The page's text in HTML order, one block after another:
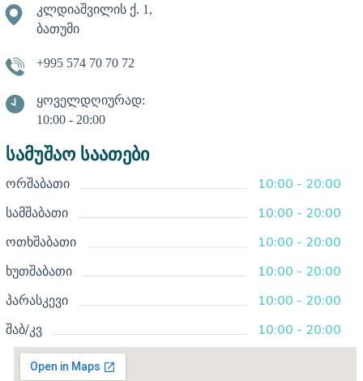
კლდიაშვილის ქ. 1,
ბათუმი
+995 574 70 70 72
ყოველდღიურად:
10:00 - 20:00
სამუშაო საათები
ორშაბათი
10:00 - 20:00
სამშაბათი
10:00 - 20:00
ოთხშაბათი
10:00 - 20:00
ხუთშაბათი
10:00 - 20:00
პარასკევი
10:00 - 20:00
შაბ/კვ
10:00 - 20:00